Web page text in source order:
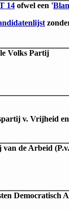
14 ofwel een '
Volks Partij
v. Vrijheid
van de Arbeid
Democratisch